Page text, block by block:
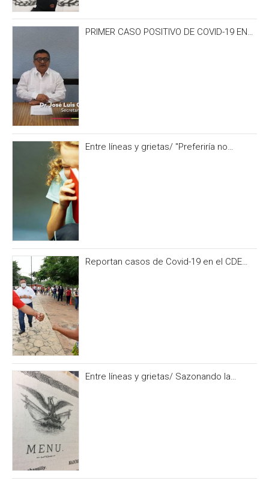
PRIMER CASO POSITIVO DE COVID-19 EN
Entre líneas y grietas/ "Preferiría no
Reportan casos de Covid-19 en el CDE
Entre líneas y grietas/ Sazonando la